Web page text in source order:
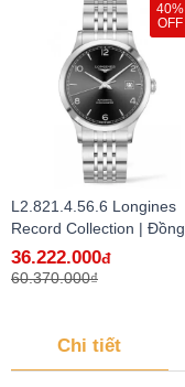
40%
OFF
L2.821.4.56.6 Longines
Record Collection | Đồng
Hồ Longines Chính Hãng
Bán Lẻ Tại VN
36.222.000đ
60.370.000₫
Chi tiết